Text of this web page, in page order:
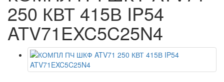
250 КВТ 415В IP54
ATV71EXC5C25N4